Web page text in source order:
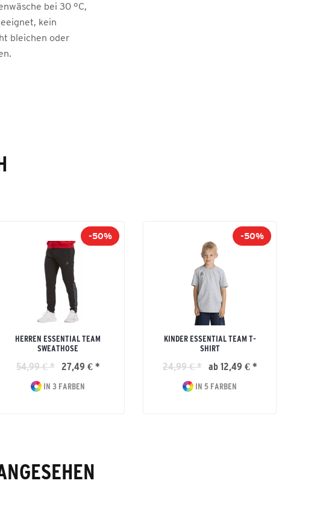
bei 30 °C,
kein
bleichen oder
-50%
HERREN ESSENTIAL TEAM
SWEATHOSE
54,99 € * 27,49 € *
IN 3 FARBEN
-50%
KINDER ESSENTIAL TEAM T-
SHIRT
24,99 € * ab 12,49 € *
IN 5 FARBEN